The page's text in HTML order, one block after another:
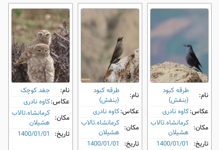
نام:
طرقه کبود
(بنفش)
عکاس:کاوه نادری
مکان: کرمانشاه.تالاب
هشیلان
تاریخ: 1400/01/01
نام:
طرقه کبود
(بنفش)
عکاس:کاوه نادری
مکان: کرمانشاه.تالاب
هشیلان
تاریخ: 1400/01/01
نام:
جغد کوچک
عکاس:کاوه نادری
مکان: کرمانشاه.تالاب
هشیلان
تاریخ: 1400/01/01